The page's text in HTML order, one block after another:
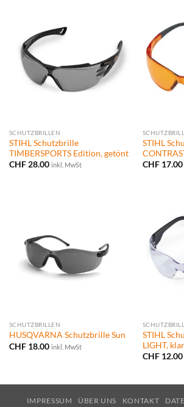
SCHUTZBRILLEN
STIHL Schutzbrille
TIMBERSPORTS Edition, getönt
CHF28.00 inkl. MwSt
STIHL
CHF17.00
SCHUTZBRILLEN
HUSQVARNA Schutzbrille Sun
CHF18.00 inkl. MwSt
STIHL
LIGHT, klar
CHF12.00
IMPRESSUM ÜBER UNS KONTAKT